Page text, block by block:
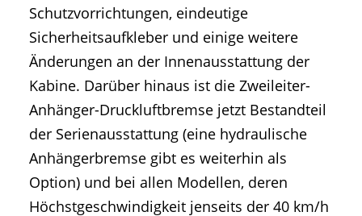
Schutzvorrichtungen, eindeutige
Sicherheitsaufkleber und einige weitere
Änderungen an der Innenausstattung der
Kabine. Darüber hinaus ist die Zweileiter-
Anhänger-Druckluftbremse jetzt Bestandteil
der Serienausstattung (eine hydraulische
Anhängerbremse gibt es weiterhin als
Option) und bei allen Modellen, deren
Höchstgeschwindigkeit jenseits der 40 km/h